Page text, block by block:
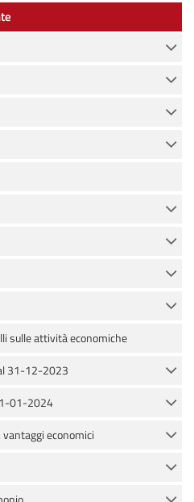
sulle attività economiche
31-12-2023
01-2024
economici